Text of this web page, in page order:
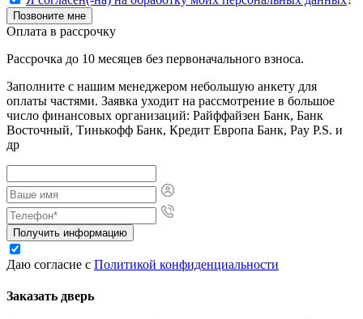
Позвоните мне
Оплата в рассрочку
Рассрочка до 10 месяцев без первоначального взноса.
Заполните с нашим менеджером небольшую анкету для
оплаты частями. Заявка уходит на рассмотрение в большое
число финансовых организаций: Райффайзен Банк, Банк
Восточный, Тинькофф Банк, Кредит Европа Банк, Pay P.S. и
др
Получить информацию
Даю согласие с Политикой конфиденциальности
Заказать дверь